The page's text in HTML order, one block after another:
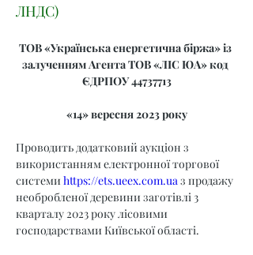
ЛНДС)
ТОВ «Українська енергетична біржа» із
залученням Агента ТОВ «ЛІС ЮА» код
ЄДРПОУ 44737713
«14» вересня 2023 року
Проводить додатковий аукціон з
використанням електронної торгової
системи https://ets.ueex.com.ua з продажу
необробленої деревини заготівлі 3
кварталу 2023 року лісовими
господарствами Київської області.